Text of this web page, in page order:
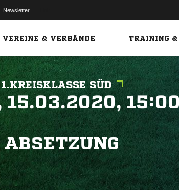
Newsletter
VEREINE & VERBÄNDE TRAINING &
1.KREISKLASSE SÜD

ABSETZUNG